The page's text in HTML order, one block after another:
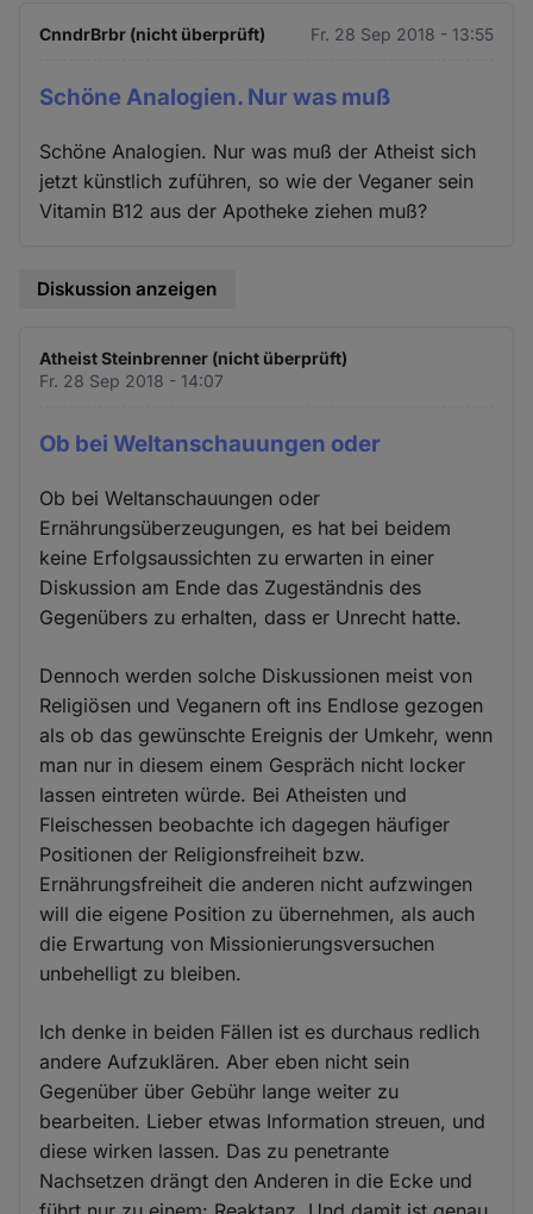
CnndrBrbr (nicht überprüft) Fr. 28 Sep 2018 - 13:55
Schöne Analogien. Nur was muß
Schöne Analogien. Nur was muß der Atheist sich
jetzt künstlich zuführen, so wie der Veganer sein
Vitamin B12 aus der Apotheke ziehen muß?
Diskussion anzeigen
Atheist Steinbrenner (nicht überprüft)
Fr. 28 Sep 2018 - 14:07
Ob bei Weltanschauungen oder
Ob bei Weltanschauungen oder
Ernährungsüberzeugungen, es hat bei beidem
keine Erfolgsaussichten zu erwarten in einer
Diskussion am Ende das Zugeständnis des
Gegenübers zu erhalten, dass er Unrecht hatte.
Dennoch werden solche Diskussionen meist von
Religiösen und Veganern oft ins Endlose gezogen
als ob das gewünschte Ereignis der Umkehr, wenn
man nur in diesem einem Gespräch nicht locker
lassen eintreten würde. Bei Atheisten und
Fleischessen beobachte ich dagegen häufiger
Positionen der Religionsfreiheit bzw.
Ernährungsfreiheit die anderen nicht aufzwingen
will die eigene Position zu übernehmen, als auch
die Erwartung von Missionierungsversuchen
unbehelligt zu bleiben.
Ich denke in beiden Fällen ist es durchaus redlich
andere Aufzuklären. Aber eben nicht sein
Gegenüber über Gebühr lange weiter zu
bearbeiten. Lieber etwas Information streuen, und
diese wirken lassen. Das zu penetrante
Nachsetzen drängt den Anderen in die Ecke und